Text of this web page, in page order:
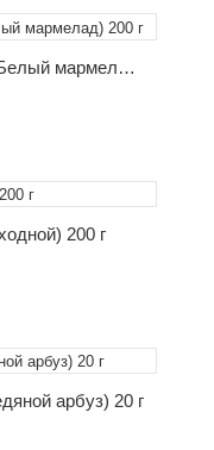
Табак M18- White Marmalade (Белый мармелад) 200 г
200 г
арбуз) 20 г